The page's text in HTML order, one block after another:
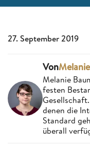
27. September 2019
Von
Melanie
festen
denen die
Standard
überall